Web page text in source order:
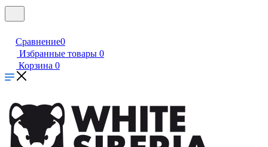
Сравнение0
Избранные товары 0
Корзина 0